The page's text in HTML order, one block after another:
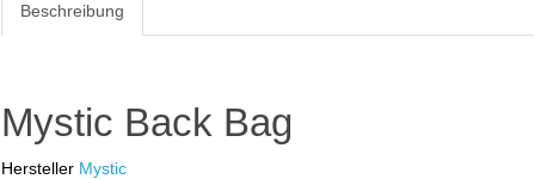
Beschreibung
Mystic Back Bag
Hersteller Mystic